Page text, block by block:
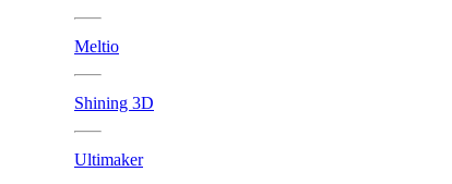
Meltio
Shining 3D
Ultimaker